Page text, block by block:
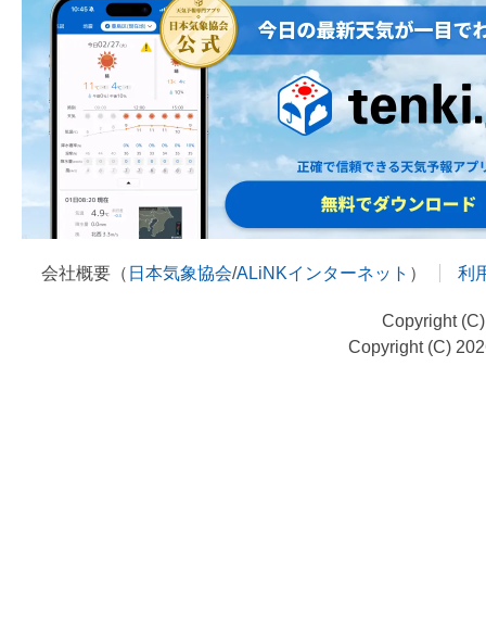
会社概要（ 日本気象協会/ALiNKインターネット ） 利
Copyright
Copyright (C)